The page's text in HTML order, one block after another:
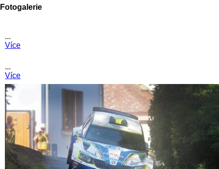
Fotogalerie
...
Více
...
Více